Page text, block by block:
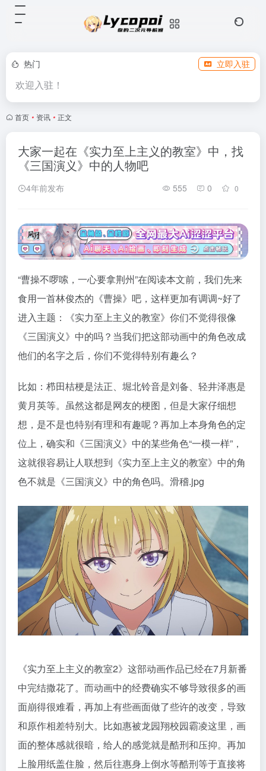
热门 立即入驻
欢迎入驻！
首页 • 资讯 • 正文
大家一起在《实力至上主义的教室》中，找
《三国演义》中的人物吧
4年前发布 555 0 0
“曹操不啰嗦，一心要拿荆州”在阅读本文前，我们先来
食用一首林俊杰的《曹操》吧，这样更加有调调~好了
进入主题：《实力至上主义的教室》你们不觉得很像
《三国演义》中的吗？当我们把这部动画中的角色改成
他们的名字之后，你们不觉得特别有趣么？
比如：栉田桔梗是法正、堀北铃音是刘备、轻井泽惠是
黄月英等。虽然这都是网友的梗图，但是大家仔细想
想，是不是也特别有理和有趣呢？再加上本身角色的定
位上，确实和《三国演义》中的某些角色“一模一样”，
这就很容易让人联想到《实力至上主义的教室》中的角
色不就是《三国演义》中的角色吗。滑稽.jpg
《实力至上主义的教室2》这部动画作品已经在7月新番
中完结撒花了。而动画中的经费确实不够导致很多的画
面崩得很难看，再加上有些画面做了些许的改变，导致
和原作相差特别大。比如惠被龙园翔校园霸凌这里，画
面的整体感就很暗，给人的感觉就是酷刑和压抑。再加
上脸用纸盖住脸，然后往惠身上倒水等酷刑等于直接将